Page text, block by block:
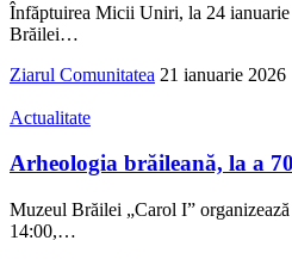
Înfăptuirea Micii Uniri, la 24 ianuarie
Brăilei…
Ziarul Comunitatea 21 ianuarie 2026
Actualitate
Arheologia brăileană, la a
Muzeul Brăilei „Carol I”
14:00,…